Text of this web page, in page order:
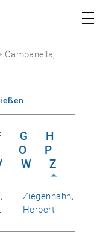
Campanella,
G
H
O
P
W Z
Ziegenhahn,
Herbert